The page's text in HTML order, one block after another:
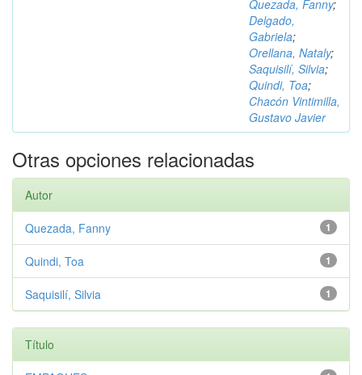
Quezada, Fanny;
Delgado,
Gabriela;
Orellana, Nataly;
Saquisilí, Silvia;
Quindi, Toa;
Chacón Vintimilla,
Gustavo Javier
Otras opciones relacionadas
Autor
1
Quezada, Fanny
1
Quindi, Toa
1
Saquisilí, Silvia
Título